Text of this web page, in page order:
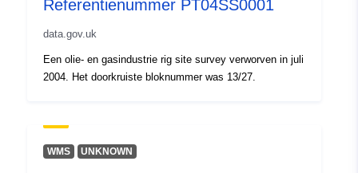
Referentienummer PT04SS0001
data.gov.uk
Een olie- en gasindustrie rig site survey verworven in juli
2004. Het doorkruiste bloknummer was 13/27.
WMS UNKNOWN